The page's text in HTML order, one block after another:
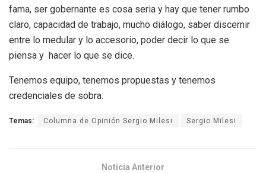
fama, ser gobernante es cosa seria y hay que tener rumbo
claro, capacidad de trabajo, mucho diálogo, saber discernir
entre lo medular y lo accesorio, poder decir lo que se
piensa y hacer lo que se dice.
Tenemos equipo, tenemos propuestas y tenemos
credenciales de sobra.
Temas: Columna de Opinión Sergio Milesi Sergio Milesi
Noticia Anterior